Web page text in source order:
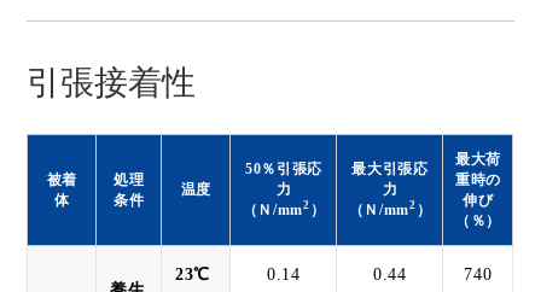
引張接着性
被着
体
処理
条件
温度
50％引張応
力
（Ｎ/mm2 ）
最大引張応
力
（Ｎ/mm2 ）
最大荷
重時の
伸び
（％）
23℃ 0.14 0.44 740